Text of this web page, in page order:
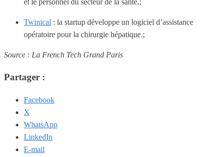
Twinical : la startup développe un logiciel d’assistance
opératoire pour la chirurgie hépatique.;
Source : La French Tech Grand Paris
Partager :
Facebook
X
WhatsApp
LinkedIn
E-mail